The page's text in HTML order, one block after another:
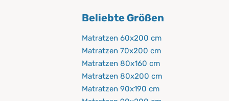
leiten Feuchtigkeit gut ab, sie sind
Einstieg bequemer macht. Achten
Beliebte Größen
Matratzen 60x200 cm
Matratzen 70x200 cm
Matratzen 80x160 cm
Matratzen 80x200 cm
Matratzen 90x190 cm